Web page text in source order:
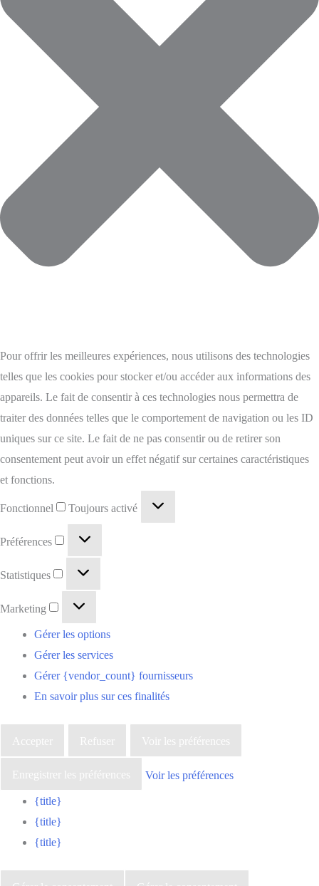
Pour offrir les meilleures expériences, nous utilisons des technologies
telles que les cookies pour stocker et/ou accéder aux informations des
appareils. Le fait de consentir à ces technologies nous permettra de
traiter des données telles que le comportement de navigation ou les ID
uniques sur ce site. Le fait de ne pas consentir ou de retirer son
consentement peut avoir un effet négatif sur certaines caractéristiques
et fonctions.
Fonctionnel Toujours activé
Préférences
Statistiques
Marketing
Gérer les options
Gérer les services
Gérer {vendor_count} fournisseurs
En savoir plus sur ces finalités
Accepter Refuser Voir les préférences
Enregistrer les préférences Voir les préférences
{title}
{title}
{title}